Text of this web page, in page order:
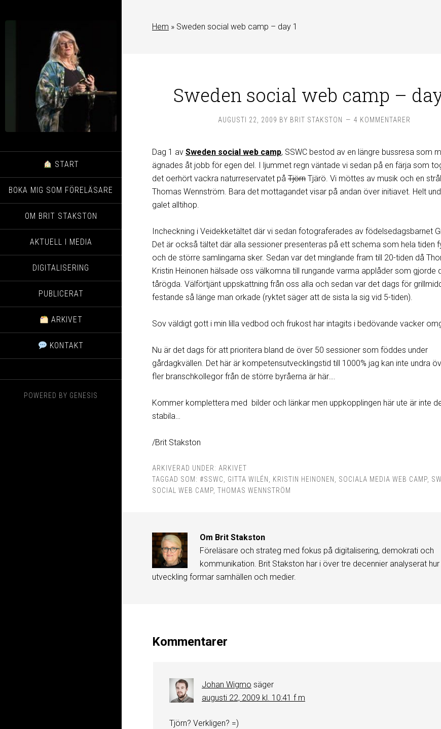
START
BOKA MIG SOM FÖRELÄSARE
OM BRIT STAKSTON
AKTUELL I MEDIA
DIGITALISERING
PUBLICERAT
ARKIVET
KONTAKT
POWERED BY GENESIS
Hem » Sweden social web camp – day 1
Sweden social web camp –
AUGUSTI 22, 2009 BY BRIT STAKSTON 4 KOMMENTARER
Dag 1 av Sweden social web camp, SSWC bestod av en längre bussresa som
ägnades åt jobb för egen del. I ljummet regn väntade vi sedan på en färja som
det oerhört vackra naturreservatet på Tjörn Tjärö. Vi möttes av musik och en
Thomas Wennström. Bara det mottagandet visar på andan över initiavet. Helt
galet alltihop.
Incheckning i Veidekketältet där vi sedan fotograferades av födelsedagsbarnet
Det är också tältet där alla sessioner presenteras på ett schema som hela tiden
och de större samlingarna sker. Sedan var det minglande fram till 20-tiden då
Kristin Heinonen hälsade oss välkomna till rungande varma applåder som gjorde
tårögda. Välförtjänt uppskattning från oss alla och sedan var det dags för
festande så länge man orkade (ryktet säger att de sista la sig vid 5-tiden).
Sov väldigt gott i min lilla vedbod och frukost har intagits i bedövande vacker
Nu är det dags för att prioritera bland de över 50 sessioner som föddes under
gårdagkvällen. Det här är kompetensutvecklingstid till 1000% jag kan inte undra
fler branschkollegor från de större byråerna är här….
Kommer komplettera med bilder och länkar men uppkopplingen här ute är inte
stabila…
/Brit Stakston
ARKIVERAD UNDER: ARKIVET
TAGGAD SOM: #SSWC GITTA WILÉN KRISTIN HEINONEN SOCIALA MEDIA WEB CAMP
SOCIAL WEB CAMP THOMAS WENNSTRÖM
Om Brit Stakston
Föreläsare och strateg med fokus på digitalisering, demokrati och
kommunikation. Brit Stakston har i över tre decennier analyserat hur
utveckling formar samhällen och medier.
Kommentarer
Johan Wigmo säger
augusti 22, 2009 kl. 10:41 f m
Tjörn? Verkligen? =)